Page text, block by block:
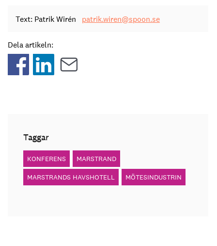
Text: Patrik Wirén patrik.wiren@spoon.se
Dela artikeln:
Taggar
KONFERENS MARSTRAND
MARSTRANDS HAVSHOTELL MÖTESINDUSTRIN